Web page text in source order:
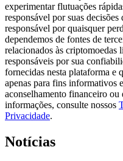
Torne-se um Trader de
Desfrute da partilha de
experimentar flutuações
responsável por suas
responsável por quaisquer
dependemos de fontes de
relacionados às criptomoedas
responsáveis por sua
fornecidas nesta plataforma e
apenas para fins informativos
aconselhamento financeiro ou
informações, consulte nossos
Privacidade.
Notícias